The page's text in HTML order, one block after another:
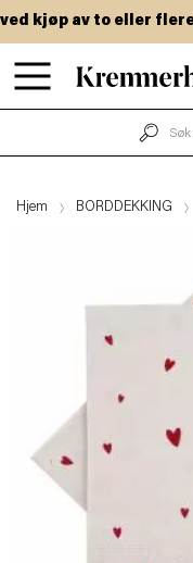
Hopp
til
kjøp av to eller flere
Hjem BORDDEKKING